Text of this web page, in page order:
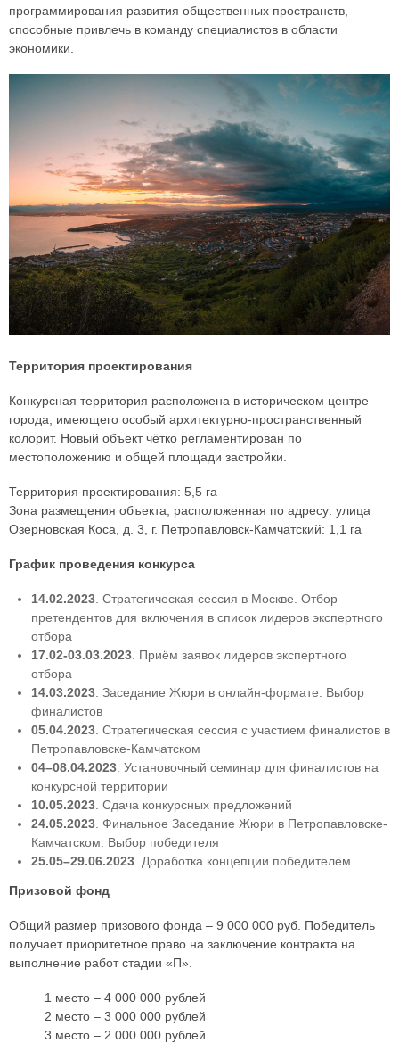
программирования развития общественных пространств,
способные привлечь в команду специалистов в области
экономики.
Территория проектирования
Конкурсная территория расположена в историческом центре
города, имеющего особый архитектурно-пространственный
колорит. Новый объект чётко регламентирован по
местоположению и общей площади застройки.
Территория проектирования: 5,5 га
Зона размещения объекта, расположенная по адресу: улица
Озерновская Коса, д. 3, г. Петропавловск-Камчатский: 1,1 га
График проведения конкурса
14.02.2023. Стратегическая сессия в Москве. Отбор
претендентов для включения в список лидеров экспертного
отбора
17.02-03.03.2023. Приём заявок лидеров экспертного
отбора
14.03.2023. Заседание Жюри в онлайн-формате. Выбор
финалистов
05.04.2023. Стратегическая сессия с участием финалистов в
Петропавловске-Камчатском
04–08.04.2023. Установочный семинар для финалистов на
конкурсной территории
10.05.2023. Сдача конкурсных предложений
24.05.2023. Финальное Заседание Жюри в Петропавловске-
Камчатском. Выбор победителя
25.05–29.06.2023. Доработка концепции победителем
Призовой фонд
Общий размер призового фонда – 9 000 000 руб. Победитель
получает приоритетное право на заключение контракта на
выполнение работ стадии «П».
1 место – 4 000 000 рублей
2 место – 3 000 000 рублей
3 место – 2 000 000 рублей